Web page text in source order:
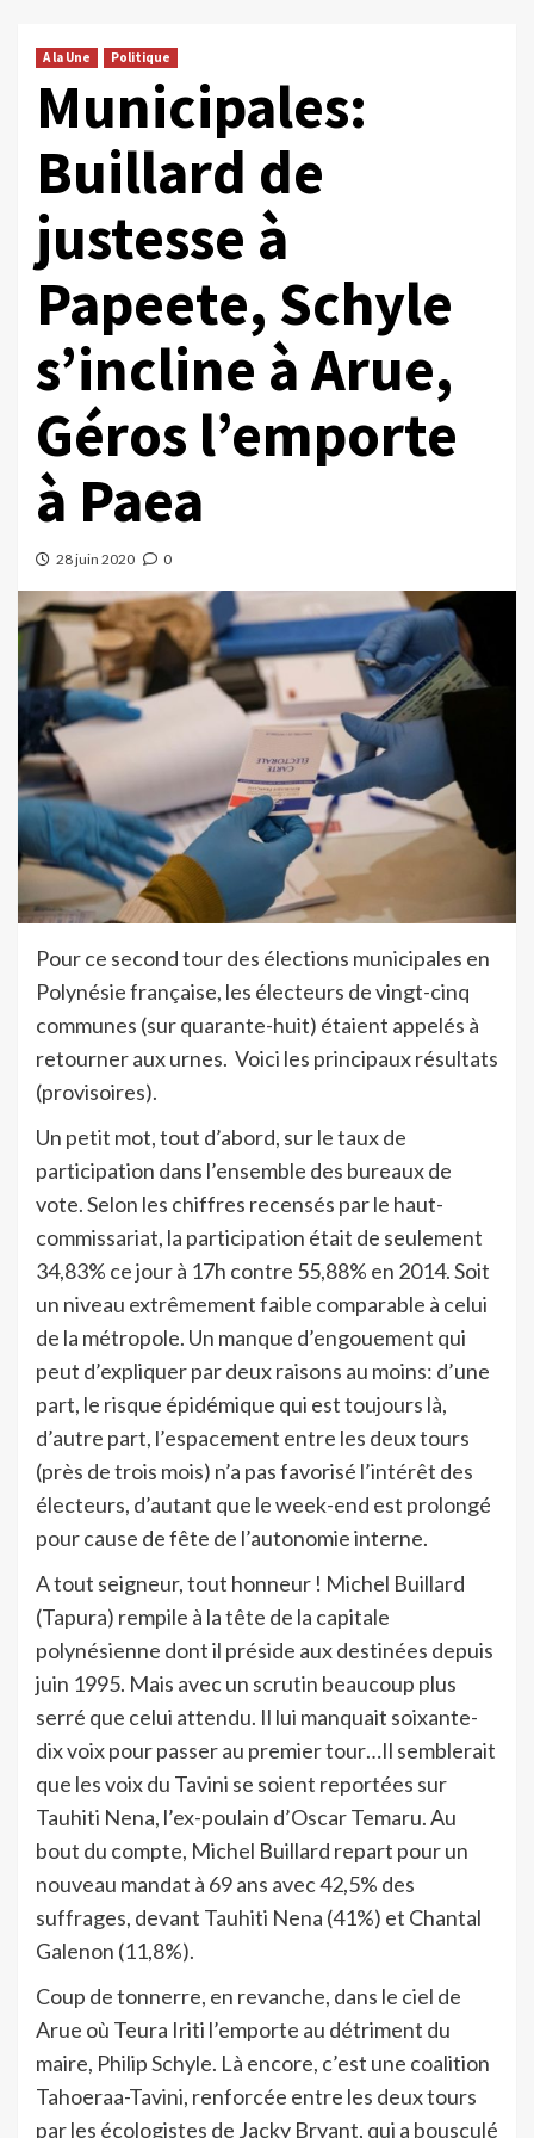
A la Une Politique
Municipales:
Buillard de
justesse à
Papeete, Schyle
s’incline à Arue,
Géros l’emporte
à Paea
28 juin 2020 0
Pour ce second tour des élections municipales en
Polynésie française, les électeurs de vingt-cinq
communes (sur quarante-huit) étaient appelés à
retourner aux urnes. Voici les principaux résultats
(provisoires).
Un petit mot, tout d’abord, sur le taux de
participation dans l’ensemble des bureaux de
vote. Selon les chiffres recensés par le haut-
commissariat, la participation était de seulement
34,83% ce jour à 17h contre 55,88% en 2014. Soit
un niveau extrêmement faible comparable à celui
de la métropole. Un manque d’engouement qui
peut d’expliquer par deux raisons au moins: d’une
part, le risque épidémique qui est toujours là,
d’autre part, l’espacement entre les deux tours
(près de trois mois) n’a pas favorisé l’intérêt des
électeurs, d’autant que le week-end est prolongé
pour cause de fête de l’autonomie interne.
A tout seigneur, tout honneur ! Michel Buillard
(Tapura) rempile à la tête de la capitale
polynésienne dont il préside aux destinées depuis
juin 1995. Mais avec un scrutin beaucoup plus
serré que celui attendu. Il lui manquait soixante-
dix voix pour passer au premier tour…Il semblerait
que les voix du Tavini se soient reportées sur
Tauhiti Nena, l’ex-poulain d’Oscar Temaru. Au
bout du compte, Michel Buillard repart pour un
nouveau mandat à 69 ans avec 42,5% des
suffrages, devant Tauhiti Nena (41%) et Chantal
Galenon (11,8%).
Coup de tonnerre, en revanche, dans le ciel de
Arue où Teura Iriti l’emporte au détriment du
maire, Philip Schyle. Là encore, c’est une coalition
Tahoeraa-Tavini, renforcée entre les deux tours
par les écologistes de Jacky Bryant, qui a bousculé